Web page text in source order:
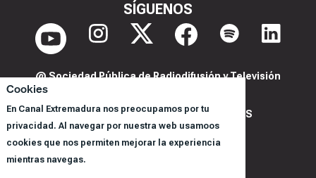
Cookies
En Canal Extremadura nos preocupamos por tu
privacidad. Al navegar por nuestra web usamoos
cookies que nos permiten mejorar la experiencia
mientras navegas.
SÍGUENOS
@ Sociedad Pública de Radiodifusión y Televisión
POLITICA DE PRIVACIDAD Y COOKIES